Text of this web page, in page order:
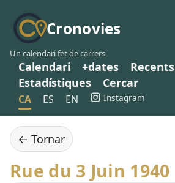
Cronovies
Un calendari fet de carrers
Calendari +dates Recents
Estadístiques
Cercar
CA ES EN Instagram
← Tornar
Rue du 3 Juin 1940